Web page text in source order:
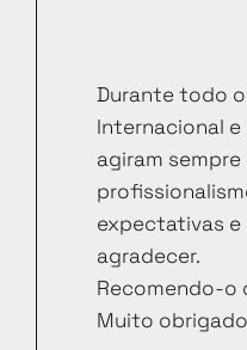
Durante todo
Internacional e
agiram
expectativas e
agradecer.
Recomendo-o
Muito